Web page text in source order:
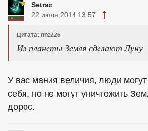
Setrac
22 июля 2014 13:57
Цитата: nnz226
Из планеты Земля сделают Луну
У вас мания величия, люди могут
себя, но не могут уничтожить
дорос.